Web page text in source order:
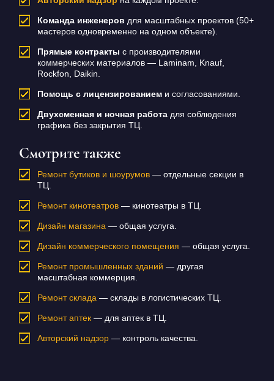
Команда инженеров для масштабных проектов (50+
мастеров одновременно на одном объекте).
Прямые контракты с производителями
коммерческих материалов — Laminam, Knauf,
Rockfon, Daikin.
Помощь с лицензированиеми согласованиями.
Двухсменная и ночная работадля соблюдения
графика без закрытия ТЦ.
Смотрите также
Ремонт бутиков и шоурумов— отдельные секции в
ТЦ.
Ремонт кинотеатров— кинотеатры в ТЦ.
Дизайн магазина — общая услуга.
Дизайн коммерческого помещения — общая услуга.
Ремонт промышленных зданий — другая
масштабная коммерция.
Ремонт склада — склады в логистических ТЦ.
Ремонт аптек— для аптек в ТЦ.
Авторский надзор— контроль качества.